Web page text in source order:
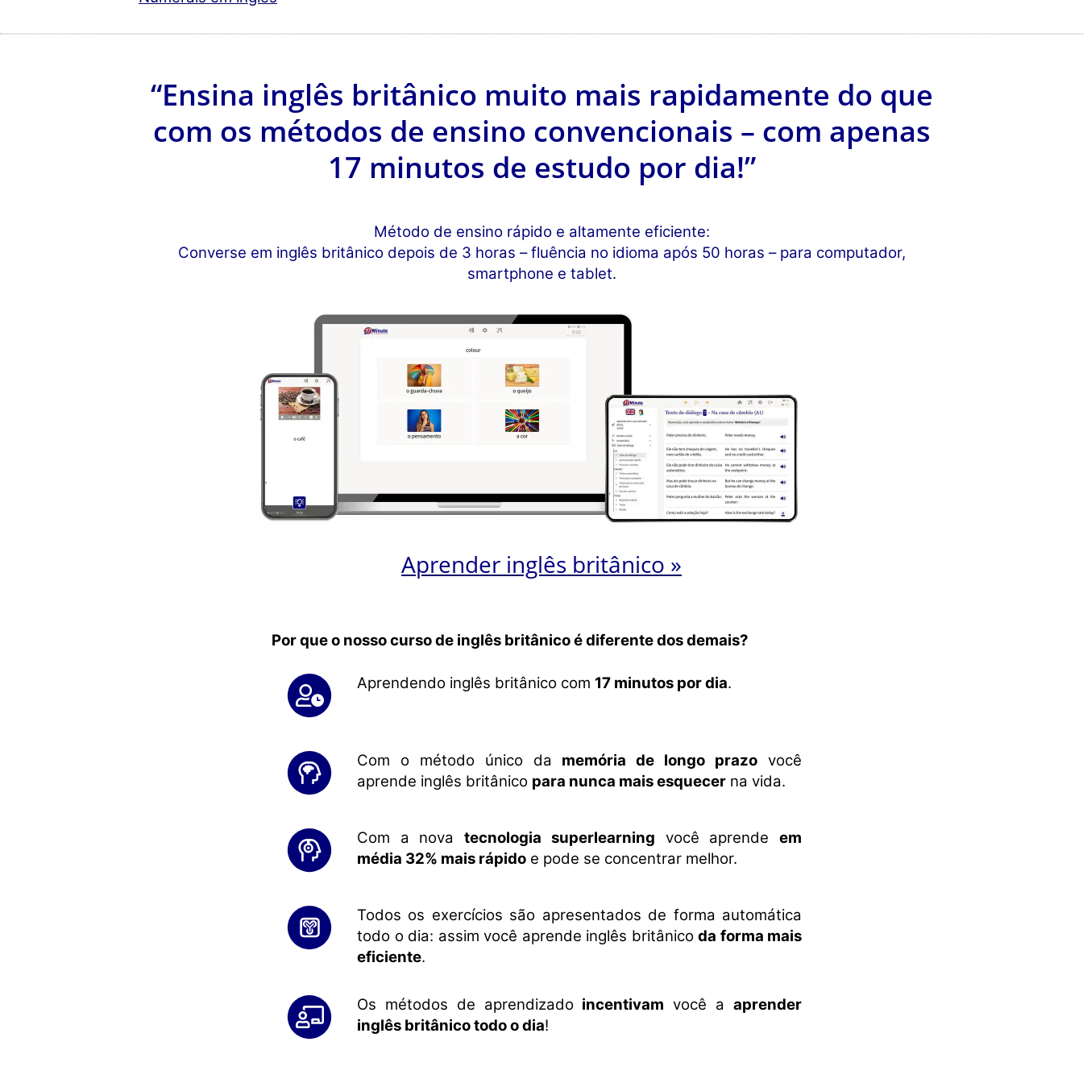
“Ensina inglês britânico muito mais rapidamente do que
com os métodos de ensino convencionais – com apenas
17 minutos de estudo por dia!”
Método de ensino rápido e altamente eficiente:
Converse em inglês britânico depois de 3 horas – fluência no idioma após 50 horas – para computador,
smartphone e tablet.
Aprender inglês britânico »
Por que o nosso curso de inglês britânico é diferente dos demais?
Aprendendo inglês britânico com 17 minutos por dia.
Com o método único da memória de longo prazo você
aprende inglês britânico para nunca mais esquecer na vida.
Com a novatecnologia superlearning você aprendeem
média 32% mais rápido e pode se concentrar melhor.
Todos os exercícios são apresentados de forma automática
todo o dia: assim você aprende inglês britânico da forma mais
eficiente.
Os métodos de aprendizado incentivam você aaprender
inglês britânico todo o dia!